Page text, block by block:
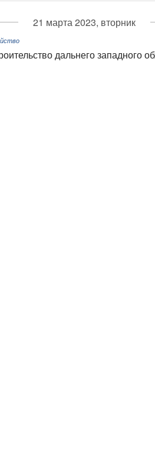
21 марта 2023, вторник
дальнего западного